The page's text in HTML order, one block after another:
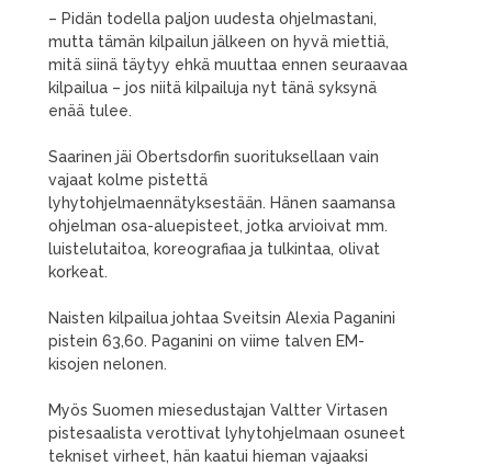
– Pidän todella paljon uudesta ohjelmastani,
mutta tämän kilpailun jälkeen on hyvä miettiä,
mitä siinä täytyy ehkä muuttaa ennen seuraavaa
kilpailua – jos niitä kilpailuja nyt tänä syksynä
enää tulee.
Saarinen jäi Obertsdorfin suorituksellaan vain
vajaat kolme pistettä
lyhytohjelmaennätyksestään. Hänen saamansa
ohjelman osa-aluepisteet, jotka arvioivat mm.
luistelutaitoa, koreografiaa ja tulkintaa, olivat
korkeat.
Naisten kilpailua johtaa Sveitsin Alexia Paganini
pistein 63,60. Paganini on viime talven EM-
kisojen nelonen.
Myös Suomen miesedustajan Valtter Virtasen
pistesaalista verottivat lyhytohjelmaan osuneet
tekniset virheet, hän kaatui hieman vajaaksi